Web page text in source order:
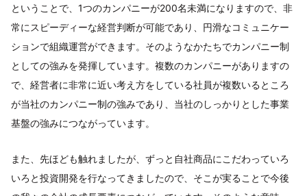
ということで、1つのカンパニーが200名未満になりますので、非
常にスピーディーな経営判断が可能であり、円滑なコミュニケー
ションで組織運営ができます。そのようなかたちでカンパニー制
としての強みを発揮しています。複数のカンパニーがありますの
で、経営者に非常に近い考え方をしている社員が複数いるところ
が当社のカンパニー制の強みであり、当社のしっかりとした事業
基盤の強みにつながっています。
また、先ほども触れましたが、ずっと自社商品にこだわっていろ
いろと投資開発を行なってきましたので、そこが実ることで今後